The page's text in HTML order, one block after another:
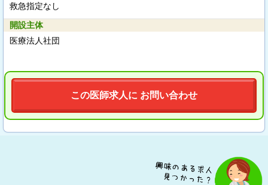
救急指定なし
開設主体
医療法人社団
この医師求人に お問い合わせ